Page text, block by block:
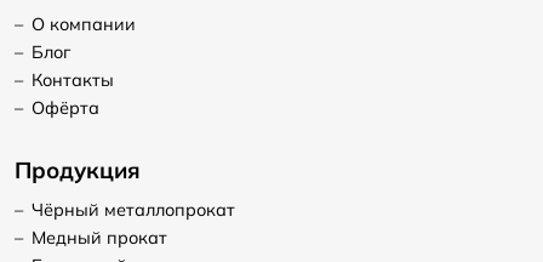
– О компании
– Блог
– Контакты
– Офёрта
Продукция
– Чёрный металлопрокат
– Медный прокат